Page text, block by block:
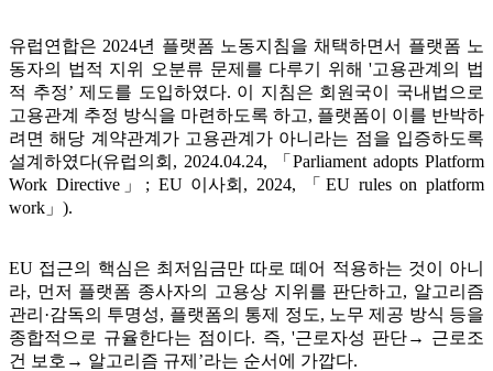
유럽연합은 2024년 플랫폼 노동지침을 채택하면서 플랫폼 노
동자의 법적 지위 오분류 문제를 다루기 위해 '고용관계의 법
적 추정’ 제도를 도입하였다. 이 지침은 회원국이 국내법으로
고용관계 추정 방식을 마련하도록 하고, 플랫폼이 이를 반박하
려면 해당 계약관계가 고용관계가 아니라는 점을 입증하도록
설계하였다(유럽의회, 2024.04.24, 「Parliament adopts Platform
Work Directive」; EU 이사회, 2024, 「EU rules on platform
work」).
EU 접근의 핵심은 최저임금만 따로 떼어 적용하는 것이 아니
라, 먼저 플랫폼 종사자의 고용상 지위를 판단하고, 알고리즘
관리·감독의 투명성, 플랫폼의 통제 정도, 노무 제공 방식 등을
종합적으로 규율한다는 점이다. 즉, '근로자성 판단→ 근로조
건 보호→ 알고리즘 규제’라는 순서에 가깝다.